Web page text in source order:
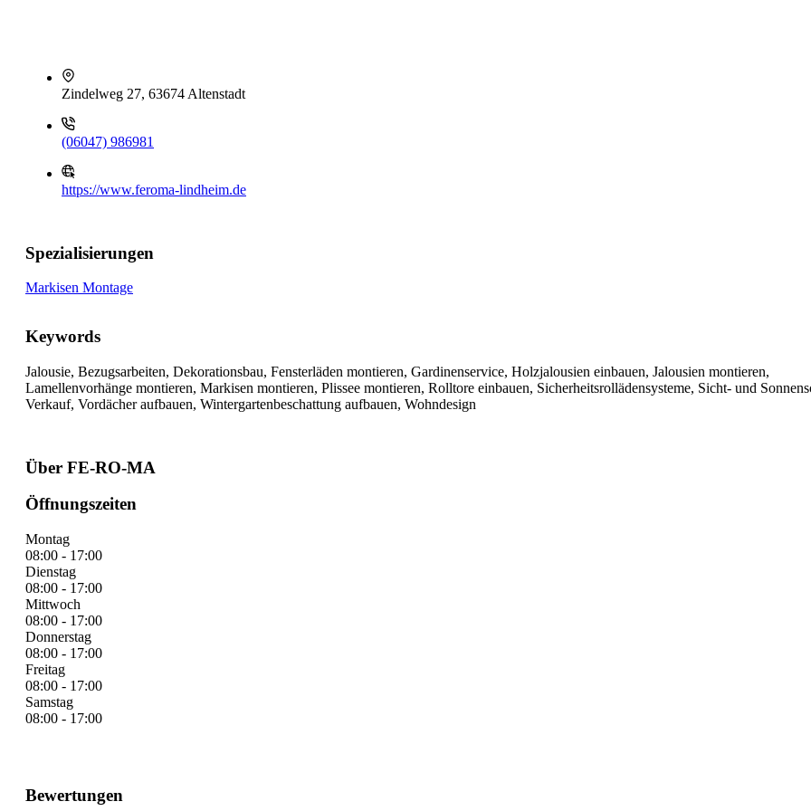
Zindelweg 27, 63674 Altenstadt
(06047) 986981
https://www.feroma-lindheim.de
Spezialisierungen
Markisen Montage
Keywords
Jalousie, Bezugsarbeiten, Dekorationsbau, Fensterläden montieren, Gardinenservice, Holzjalousien einbauen, Jalousien montieren,
Lamellenvorhänge montieren, Markisen montieren, Plissee montieren, Rolltore einbauen, Sicherheitsrollädensysteme, Sicht- und
Verkauf, Vordächer aufbauen, Wintergartenbeschattung aufbauen, Wohndesign
Über FE-RO-MA
Öffnungszeiten
Montag
08:00 - 17:00
Dienstag
08:00 - 17:00
Mittwoch
08:00 - 17:00
Donnerstag
08:00 - 17:00
Freitag
08:00 - 17:00
Samstag
08:00 - 17:00
Bewertungen